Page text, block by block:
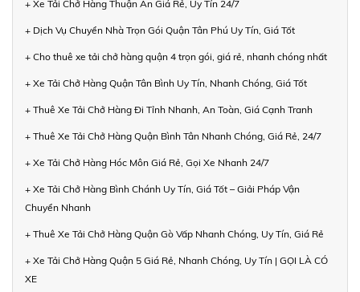
+ Xe Tải Chở Hàng Thuận An Giá Rẻ, Uy Tín 24/7
+ Dịch Vụ Chuyển Nhà Trọn Gói Quận Tân Phú Uy Tín, Giá Tốt
+ Cho thuê xe tải chở hàng quận 4 trọn gói, giá rẻ, nhanh chóng nhất
+ Xe Tải Chở Hàng Quận Tân Bình Uy Tín, Nhanh Chóng, Giá Tốt
+ Thuê Xe Tải Chở Hàng Đi Tỉnh Nhanh, An Toàn, Giá Cạnh Tranh
+ Thuê Xe Tải Chở Hàng Quận Bình Tân Nhanh Chóng, Giá Rẻ, 24/7
+ Xe Tải Chở Hàng Hóc Môn Giá Rẻ, Gọi Xe Nhanh 24/7
+ Xe Tải Chở Hàng Bình Chánh Uy Tín, Giá Tốt – Giải Pháp Vận
Chuyển Nhanh
+ Thuê Xe Tải Chở Hàng Quận Gò Vấp Nhanh Chóng, Uy Tín, Giá Rẻ
+ Xe Tải Chở Hàng Quận 5 Giá Rẻ, Nhanh Chóng, Uy Tín | GỌI LÀ CÓ
XE